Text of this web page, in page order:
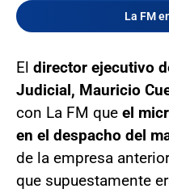
La FM
El director ejecutivo
Judicial, Mauricio
con La FM que el
en el despacho del
de la empresa
que supuestamente